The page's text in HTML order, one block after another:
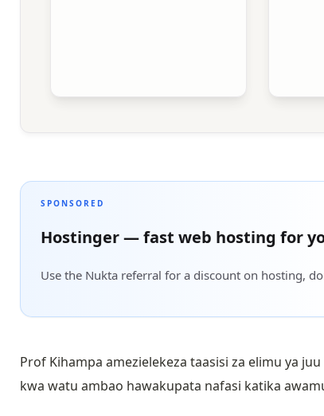
SPONSORED
Hostinger — fast web hosting for
Use the Nukta referral for a discount on hosting,
Prof Kihampa amezielekeza taasisi za elimu ya
kwa watu ambao hawakupata nafasi katika